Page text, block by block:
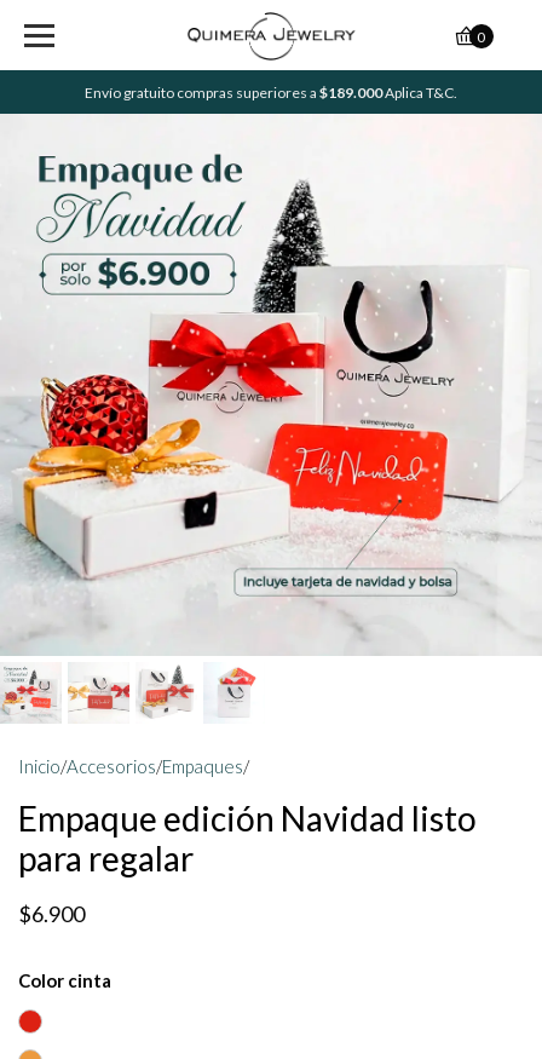
Envío gratuito compras superiores a $189.000Aplica T&C.
0
Inicio/Accesorios/Empaques/
Empaque edición Navidad listo
para regalar
$6.900
Color cinta